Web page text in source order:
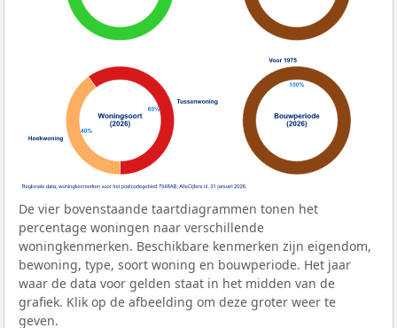
De vier bovenstaande taartdiagrammen tonen het
percentage woningen naar verschillende
woningkenmerken. Beschikbare kenmerken zijn eigendom,
bewoning, type, soort woning en bouwperiode. Het jaar
waar de data voor gelden staat in het midden van de
grafiek. Klik op de afbeelding om deze groter weer te
geven.